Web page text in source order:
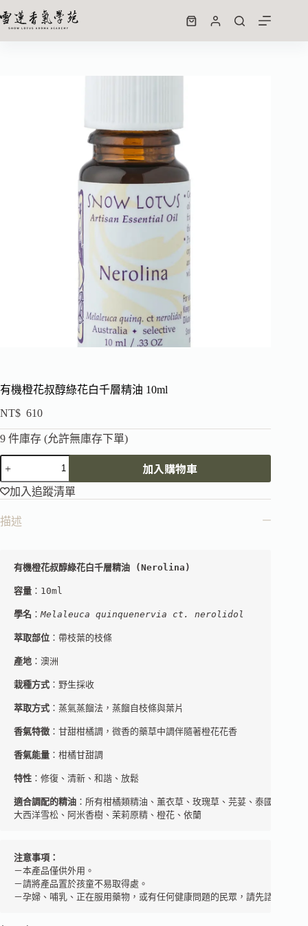
有機橙花叔醇綠花白千層精油 10ml
NT$ 610
9 件庫存 (允許無庫存下單)
加入購物車
加入追蹤清單
描述
有機橙花叔醇綠花白千層精油 (Nerolina )
容量 ：10ml
學名 ： Melaleuca quinquenervia ct. nerolidol
萃取部位 ：帶枝葉的枝條
產地 ：澳洲
栽種方式 ：野生採收
萃取方式 ：蒸氣蒸餾法，蒸餾自枝條與葉片
香氣特徵 ：甘甜柑橘調，微香的藥草中調伴隨著橙花花香
香氣能量 ：柑橘甘甜調
特性 ：修復、清新、和諧、放鬆
適合調配的精油 ：所有柑橘類精油、薰衣草、玫瑰草、芫荽、泰國青檸、
大西洋雪松、阿米香樹、茉莉原精、橙花、依蘭
注意事項：
－本產品僅供外用。
－請將產品置於孩童不易取得處。
－孕婦、哺乳、正在服用藥物，或有任何健康問題的民眾，請先諮詢芳療